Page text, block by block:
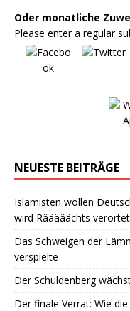
Oder monatliche
Please enter a regular
NEUESTE BEITRÄGE
Islamisten wollen
wird Rääääächts verortet
Das Schweigen der
verspielte
Der Schuldenberg
Der finale Verrat: Wie